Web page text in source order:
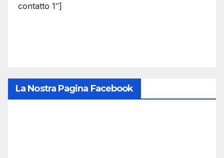
contatto 1″]
La Nostra Pagina Facebook